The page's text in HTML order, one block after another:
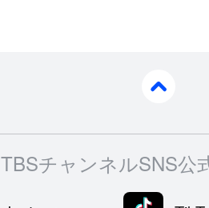
TBSチャンネルSNS公